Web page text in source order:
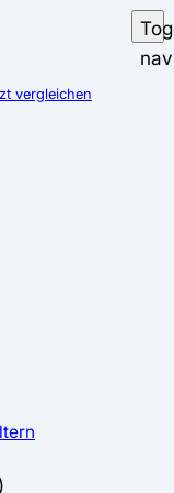
vergleichen